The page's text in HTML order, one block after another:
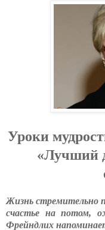
Уроки
«Лучший
Жизнь стремительно
счастье на потом,
Фрейндлих